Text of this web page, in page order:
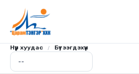
Нүүр хуудас Бүтээгдэхүүн